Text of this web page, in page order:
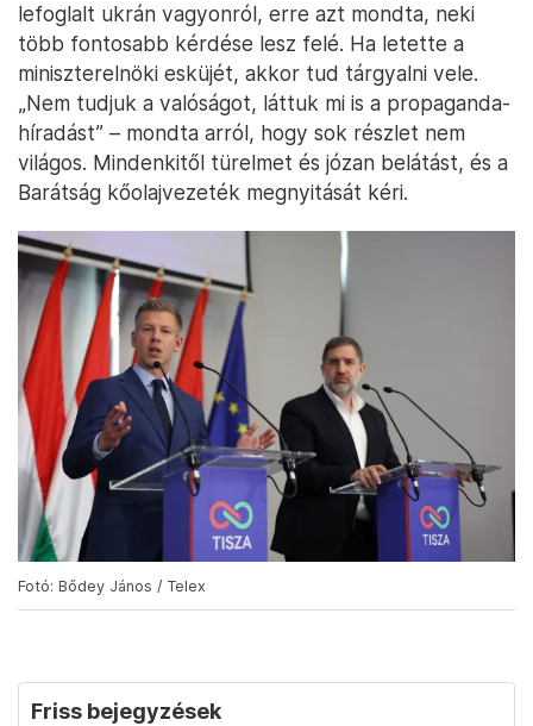
lefoglalt ukrán vagyonról, erre azt mondta, neki
több fontosabb kérdése lesz felé. Ha letette a
miniszterelnöki esküjét, akkor tud tárgyalni vele.
„Nem tudjuk a valóságot, láttuk mi is a propaganda-
híradást” – mondta arról, hogy sok részlet nem
világos. Mindenkitől türelmet és józan belátást, és a
Barátság kőolajvezeték megnyitását kéri.
Fotó: Bődey János / Telex
Friss bejegyzések